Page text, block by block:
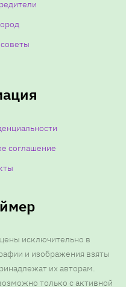
соглашение
исключительно в
и изображения взяты
их авторам.
только с активной